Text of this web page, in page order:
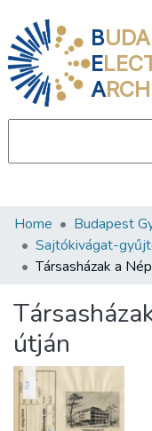
B
E
A
Communities &
All of DSpace
About us
Home Budapest
Sajtókivágat-
útján